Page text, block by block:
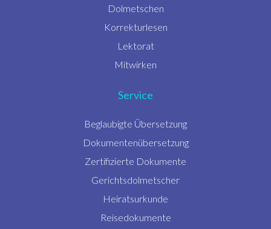
Dolmetschen
Korrekturlesen
Lektorat
Mitwirken
Service
Beglaubigte Übersetzung
Dokumentenübersetzung
Zertifizierte Dokumente
Gerichtsdolmetscher
Heiratsurkunde
Reisedokumente